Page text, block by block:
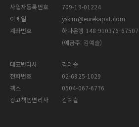
사업자등록번호
709-19-01224
이메일
yskim@eurekapat.com
계좌번호
하나은행 148-910376-67507
(예금주: 김예슬)
대표변리사
김예슬
전화번호
02-6925-1029
팩스
0504-067-6776
광고책임변리사
김예슬